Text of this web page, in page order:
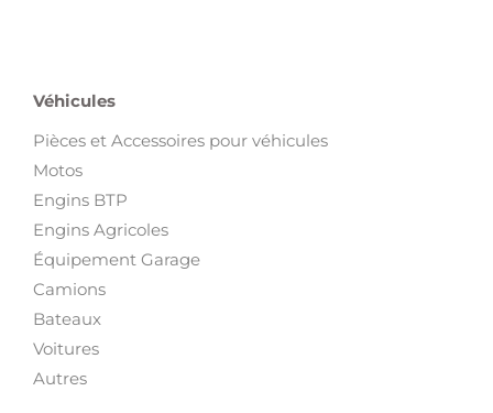
Véhicules
Pièces et Accessoires pour véhicules
Motos
Engins BTP
Engins Agricoles
Équipement Garage
Camions
Bateaux
Voitures
Autres